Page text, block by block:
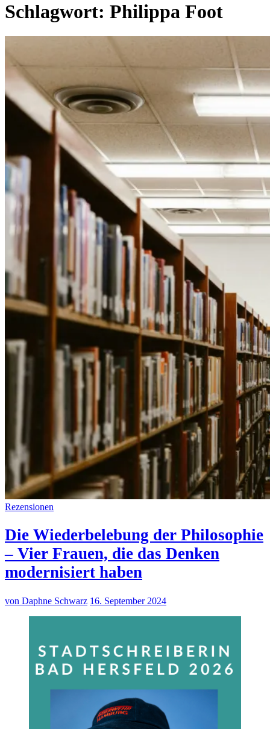
Schlagwort: Philippa Foot
Rezensionen
Die Wiederbelebung der Philosophie
– Vier Frauen, die das Denken
modernisiert haben
von Daphne Schwarz 16. September 2024